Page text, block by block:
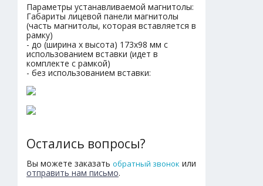
Параметры устанавливаемой магнитолы:
Габариты лицевой панели магнитолы
(часть магнитолы, которая вставляется в
рамку)
- до (ширина х высота) 173х98 мм с
использованием вставки (идет в
комплекте с рамкой)
- без использованием вставки:
Остались вопросы?
Вы можете заказать обратный звонок или
отправить нам письмо.